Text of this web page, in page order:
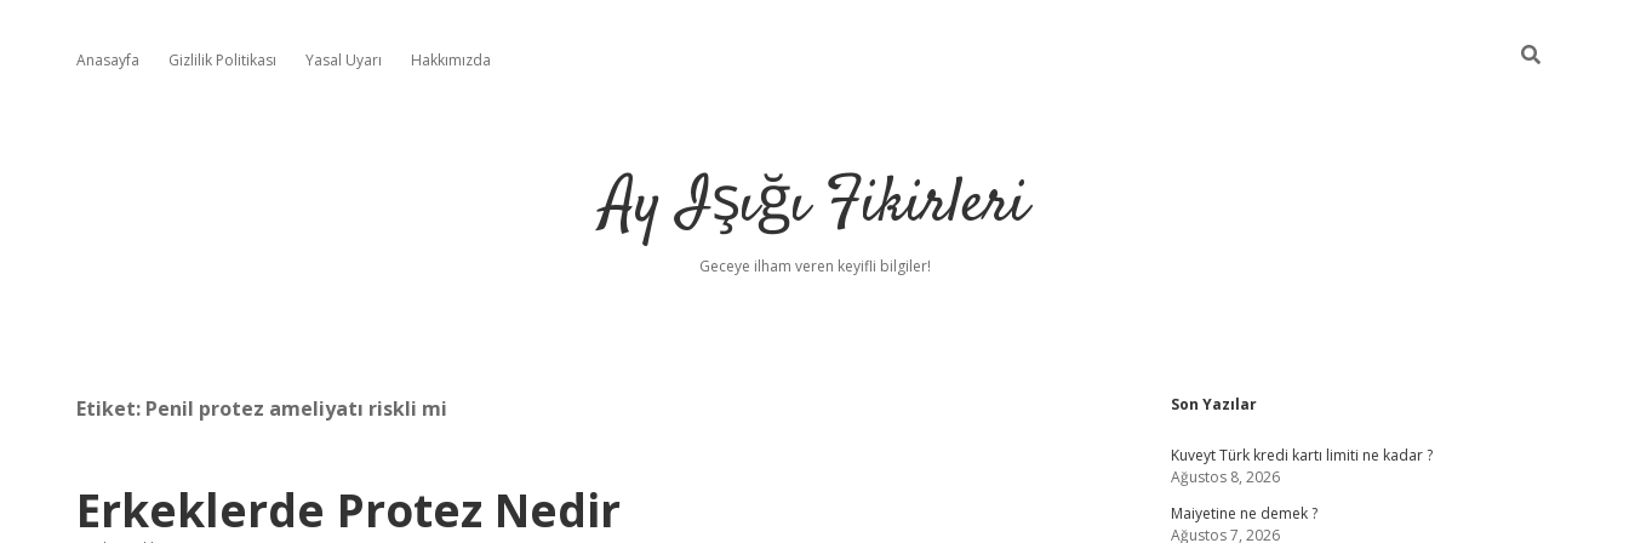
Anasayfa Gizlilik Politikası Yasal Uyarı Hakkımızda
Ay Işığı Fikirleri
Geceye ilham veren keyifli bilgiler!
Etiket: Penil protez ameliyatı riskli mi
Erkeklerde Protez Nedir
Sidebar
Son Yazılar
Kuveyt Türk kredi kartı limiti ne kadar ?
Ağustos 8, 2026
Maiyetine ne demek ?
Ağustos 7, 2026